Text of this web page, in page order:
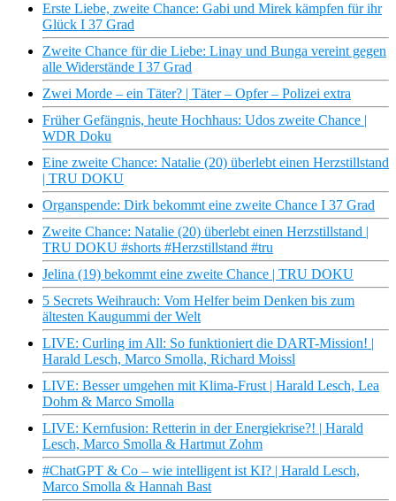
Erste Liebe, zweite Chance: Gabi und Mirek kämpfen für ihr
Glück I 37 Grad
Zweite Chance für die Liebe: Linay und Bunga vereint gegen
alle Widerstände I 37 Grad
Zwei Morde – ein Täter? | Täter – Opfer – Polizei extra
Früher Gefängnis, heute Hochhaus: Udos zweite Chance |
WDR Doku
Eine zweite Chance: Natalie (20) überlebt einen Herzstillstand
| TRU DOKU
Organspende: Dirk bekommt eine zweite Chance I 37 Grad
Zweite Chance: Natalie (20) überlebt einen Herzstillstand |
TRU DOKU #shorts #Herzstillstand #tru
Jelina (19) bekommt eine zweite Chance | TRU DOKU
5 Secrets Weihrauch: Vom Helfer beim Denken bis zum
ältesten Kaugummi der Welt
LIVE: Curling im All: So funktioniert die DART-Mission! |
Harald Lesch, Marco Smolla, Richard Moissl
LIVE: Besser umgehen mit Klima-Frust | Harald Lesch, Lea
Dohm & Marco Smolla
LIVE: Kernfusion: Retterin in der Energiekrise?! | Harald
Lesch, Marco Smolla & Hartmut Zohm
#ChatGPT & Co – wie intelligent ist KI? | Harald Lesch,
Marco Smolla & Hannah Bast